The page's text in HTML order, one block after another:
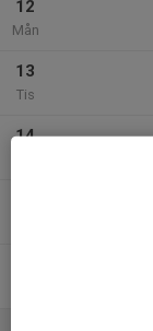
12
Mån
13
Tis
14